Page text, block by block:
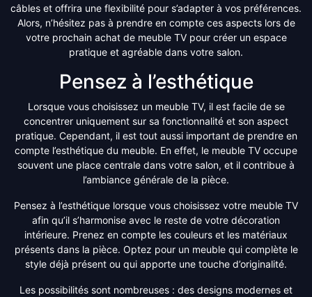
câbles et offrira une flexibilité pour s’adapter à vos préférences.
Alors, n’hésitez pas à prendre en compte ces aspects lors de
votre prochain achat de meuble TV pour créer un espace
pratique et agréable dans votre salon.
Pensez à l’esthétique
Lorsque vous choisissez un meuble TV, il est facile de se
concentrer uniquement sur sa fonctionnalité et son aspect
pratique. Cependant, il est tout aussi important de prendre en
compte l’esthétique du meuble. En effet, le meuble TV occupe
souvent une place centrale dans votre salon, et il contribue à
l’ambiance générale de la pièce.
Pensez à l’esthétique lorsque vous choisissez votre meuble TV
afin qu’il s’harmonise avec le reste de votre décoration
intérieure. Prenez en compte les couleurs et les matériaux
présents dans la pièce. Optez pour un meuble qui complète le
style déjà présent ou qui apporte une touche d’originalité.
Les possibilités sont nombreuses : des designs modernes et